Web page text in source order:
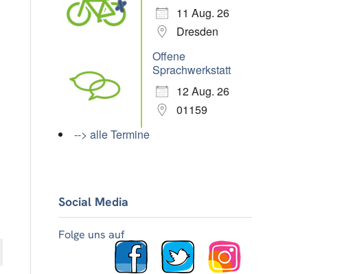
11 Aug. 26
Dresden
Offene
Sprachwerkstatt
12 Aug. 26
01159
--> alle Termine
Social Media
Folge uns auf